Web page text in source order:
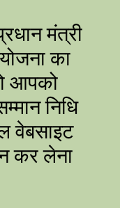
मंत्री
का
आपको
निधि
वेबसाइट
कर लेना